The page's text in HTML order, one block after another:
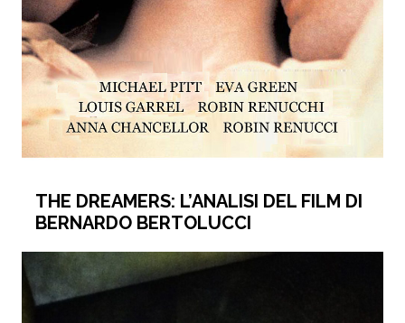
THE DREAMERS: L’ANALISI DEL FILM DI
BERNARDO BERTOLUCCI